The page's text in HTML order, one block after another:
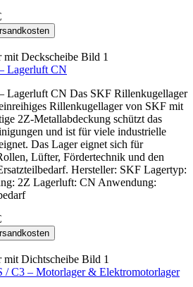
Lagerluft CN
Lagerluft CN Das SKF Rillenkugellager
Rillenkugellager von SKF mit
2Z-Metallabdeckung schützt das
und ist für viele industrielle
Das Lager eignet sich für
Lüfter, Fördertechnik und den
Hersteller: SKF Lagertyp:
2Z Lagerluft: CN Anwendung:
/ C3 – Motorlager & Elektromotorlager